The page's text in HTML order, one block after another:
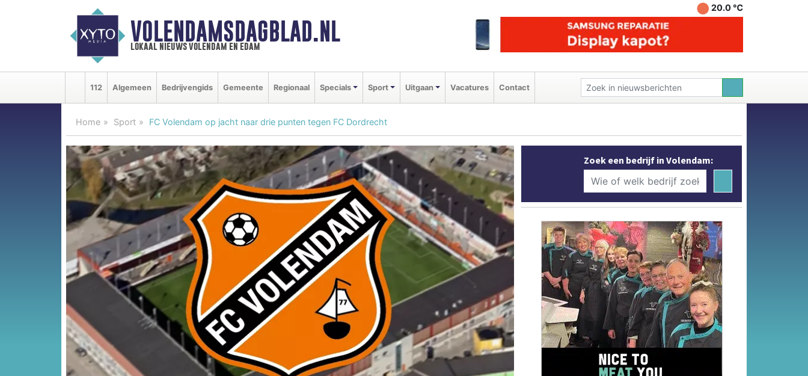
VOLENDAMSDAGBLAD.NL
lokaal nieuws volendam en edam
20.0 ℃
112 Algemeen Bedrijvengids Gemeente Regionaal Specials Sport Uitgaan Vacatures Contact
Home Sport FC Volendam op jacht naar drie punten tegen FC Dordrecht
Zoek een bedrijf in Volendam: